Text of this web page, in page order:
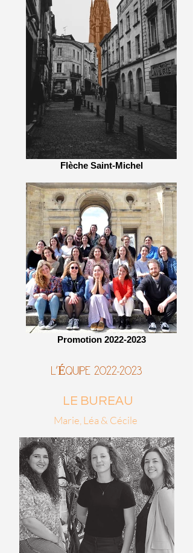
Flèche Saint-Michel
Promotion 2022-2023
L'ÉQUIPE 2022-2023
LE BUREAU
Marie, Léa & Cécile